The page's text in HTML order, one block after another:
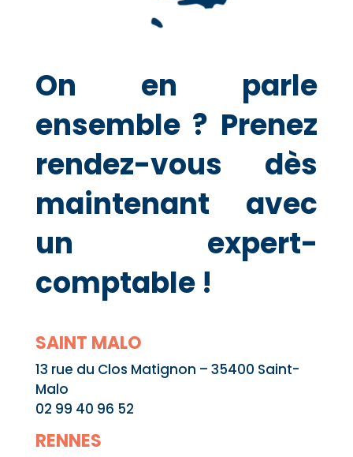
On en parle
ensemble ? Prenez
rendez-vous dès
maintenant avec
un expert-
comptable !
SAINT MALO
13 rue du Clos Matignon – 35400 Saint-
Malo
02 99 40 96 52
RENNES